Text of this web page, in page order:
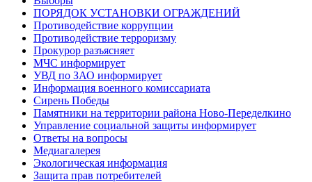
ПОРЯДОК УСТАНОВКИ ОГРАЖДЕНИЙ
Противодействие коррупции
Противодействие терроризму
Прокурор разъясняет
МЧС информирует
УВД по ЗАО информирует
Информация военного комиссариата
Сирень Победы
Памятники на территории района Ново-Переделкино
Управление социальной защиты информирует
Ответы на вопросы
Медиагалерея
Экологическая информация
Защита прав потребителей